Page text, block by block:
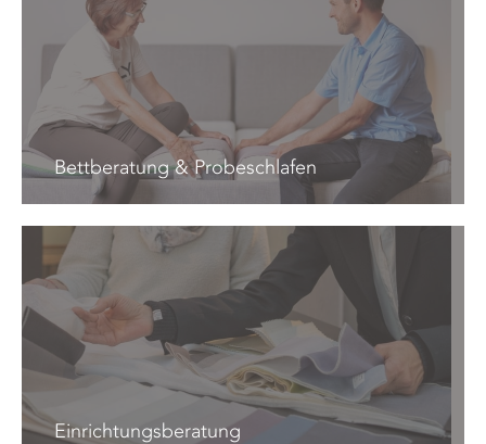
Bettberatung & Probeschlafen
Einrichtungsberatung